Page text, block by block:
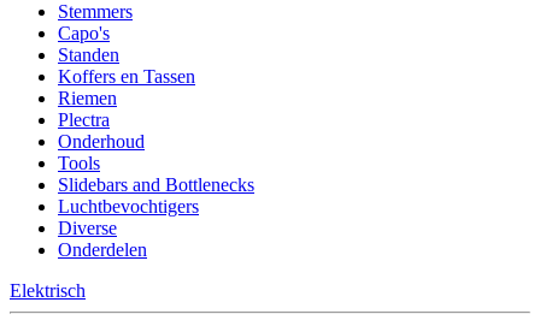
Stemmers
Capo's
Standen
Koffers en Tassen
Riemen
Plectra
Onderhoud
Tools
Slidebars and Bottlenecks
Luchtbevochtigers
Diverse
Onderdelen
Elektrisch